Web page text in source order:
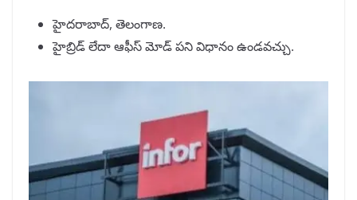
హైదరాబాద్, తెలంగాణ.
హైబ్రిడ్ లేదా ఆఫీస్ మోడ్ పని విధానం ఉండవచ్చు.